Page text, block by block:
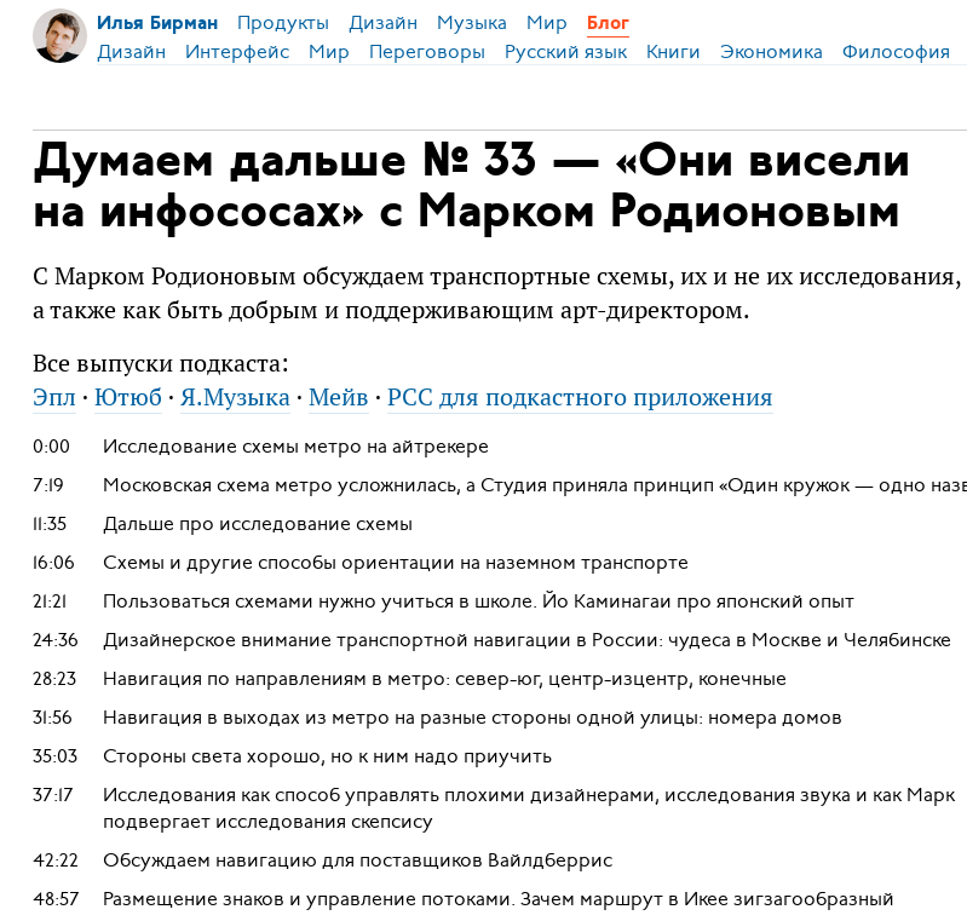
Илья Бирман Продукты Дизайн Музыка Мир Блог
Дизайн Интерфейс Мир Переговоры Русский язык Книги Экономика Философия
Думаем дальше № 33 — «Они висели
на инфососах» c Марком Родионовым
С Марком Родионовым обсуждаем транспортные схемы, их и не их исследования,
а также как быть добрым и поддерживающим арт-директором.
Все выпуски подкаста:
Эпл · Ютюб · Я.Музыка· Мейв · РСС для подкастного приложения
0:00
Исследование схемы метро на айтрекере
7:19
Московская схема метро усложнилась, а Студия приняла принцип «Один кружок — одно
11:35
Дальше про исследование схемы
16:06
Схемы и другие способы ориентации на наземном транспорте
21:21
Пользоваться схемами нужно учиться в школе. Йо Каминагаи про японский опыт
24:36
Дизайнерское внимание транспортной навигации в России: чудеса в Москве и Челябинске
28:23
Навигация по направлениям в метро: север-юг, центр-изцентр, конечные
31:56
Навигация в выходах из метро на разные стороны одной улицы: номера домов
35:03
Стороны света хорошо, но к ним надо приучить
37:17
Исследования как способ управлять плохими дизайнерами, исследования звука и как Марк
подвергает исследования скепсису
42:22
Обсуждаем навигацию для поставщиков Вайлдберрис
48:57
Размещение знаков и управление потоками. Зачем маршрут в Икее зигзагообразный